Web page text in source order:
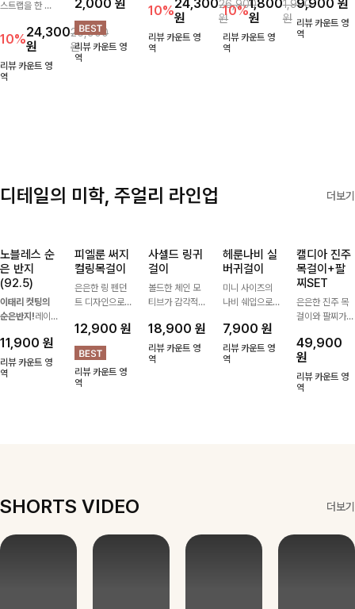
스트랩을 한 번
ITEM활용도 높
게 어디에든 다
양하게 즐겨주세
요 ;)
10%24,300
원
26,900
원
리뷰 카운트 영
역
음도 당당해지세
요:-)
2,000 원
리뷰 카운트 영
역
백 🤍 가볍고 내
추럴한 무드로
썸머 시즌 데일
리하게 들기 좋
10%24,300
원
26,900
원
리뷰 카운트 영
역
착용감을 선사하
는 덧신이에요:)
10%1,800
원
1,900
원
리뷰 카운트 영
역
지는 그 날의 분
위기를 느껴보세
요:)
9,900원
리뷰 카운트 영
역
디테일의 미학, 주얼리 라인업 더보기
노블레스 순
은 반지
(92.5)
이태리 컷팅의
순은반지!레이
반지에요!고급스
러운 컬러감과
디테일로 강추에
11,900 원
리뷰 카운트 영
역
피엘룬 써지
컬링목걸이
은은한 링 펜던
트 디자인으로
써지컬스틸 소재
로 변색 걱정 없
이 데일리로 착
용하기 좋아요-
12,900 원
리뷰 카운트 영
역
사셀드 링귀
걸이
볼드한 체인 모
티브가 감각적인
는 귀걸이- 심플
하면서도 존재감
있는 디자인으로
18,900원
리뷰 카운트 영
역
헤룬나비 실
버귀걸이
미니 사이즈의
나비 쉐입으로
내어줄 이어링,
과하지 않은 포
인트가 되어줘
7,900 원
리뷰 카운트 영
역
캘디아 진주
목걸이+팔
찌SET
은은한 진주 목
걸이와 팔찌가
한 번에 완성도
높은 스타일링을
연출해주는 아이
템 🤍 데일리룩
49,900
원
리뷰 카운트 영
역
SHORTS VIDEO 더보기